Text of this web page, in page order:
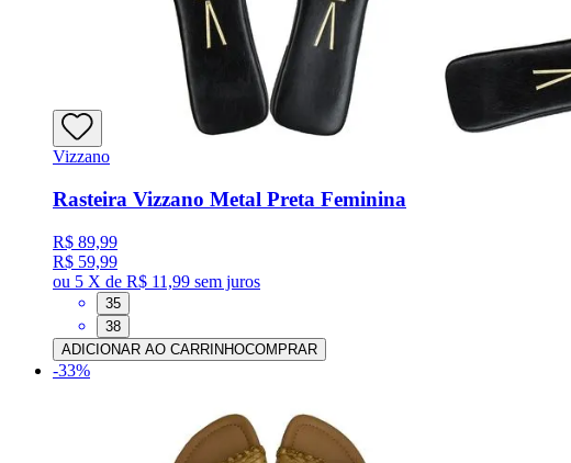
Vizzano
Rasteira Vizzano Metal Preta Feminina
R$ 89,99
R$ 59,99
ou 5 X de R$ 11,99 sem juros
35
38
ADICIONAR AO CARRINHOCOMPRAR
-33%